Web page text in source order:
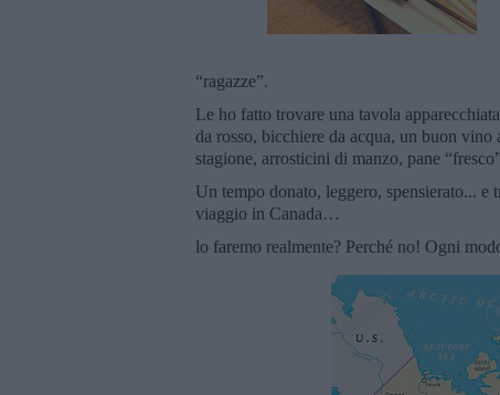
“ragazze”.
Le ho fatto trovare una tavola
da rosso, bicchiere da acqua, un buon
stagione, arrosticini di manzo, pane
Un tempo donato, leggero, spensierato...
viaggio in Canada…
lo faremo realmente? Perché no! Ogni